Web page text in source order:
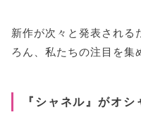
新作が次々と発表される
ろん、私たちの注目を集
『シャネル』がオ